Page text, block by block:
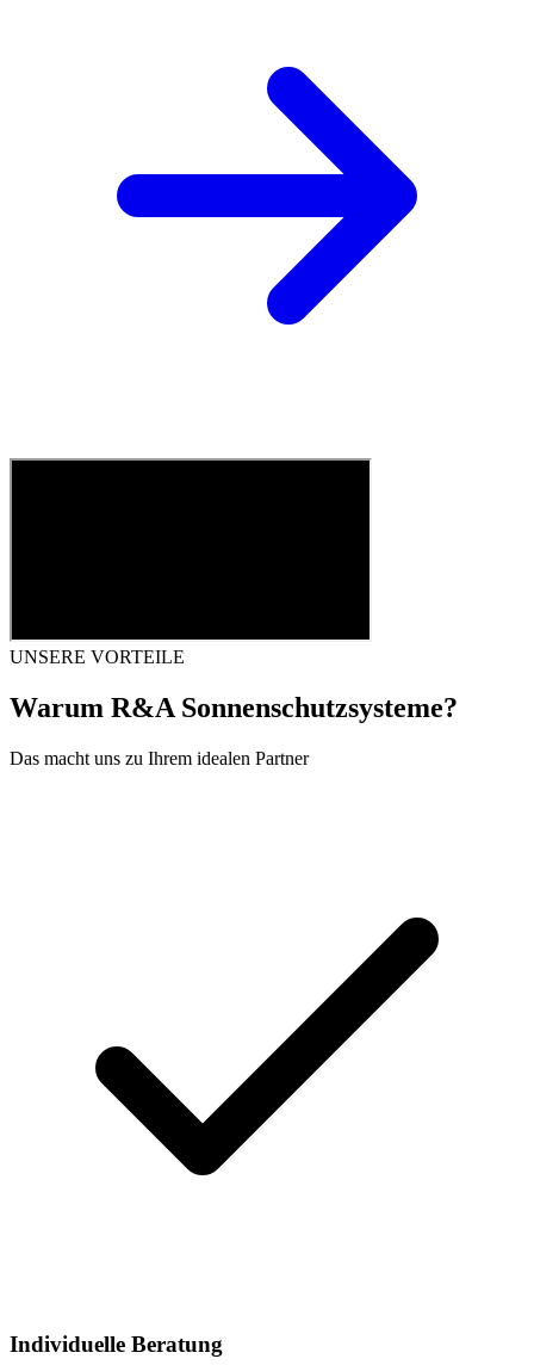
UNSERE VORTEILE
Warum R&A Sonnenschutzsysteme?
Das macht uns zu Ihrem idealen Partner
Individuelle Beratung